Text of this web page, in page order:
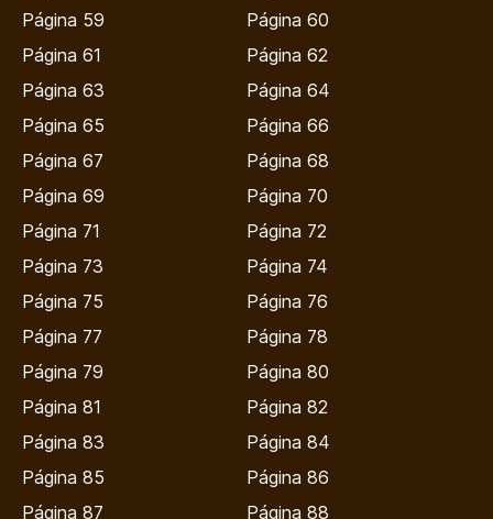
Página 59
Página 60
Página 61
Página 62
Página 63
Página 64
Página 65
Página 66
Página 67
Página 68
Página 69
Página 70
Página 71
Página 72
Página 73
Página 74
Página 75
Página 76
Página 77
Página 78
Página 79
Página 80
Página 81
Página 82
Página 83
Página 84
Página 85
Página 86
Página 87
Página 88